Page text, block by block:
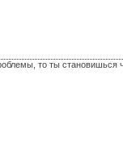
то ты становишься